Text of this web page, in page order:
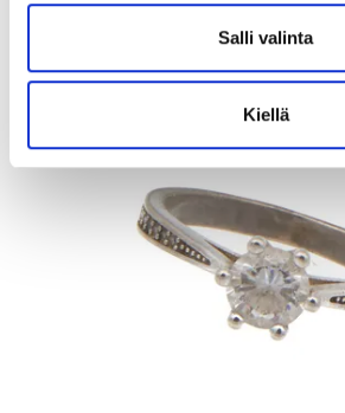
Salli valinta
Kiellä